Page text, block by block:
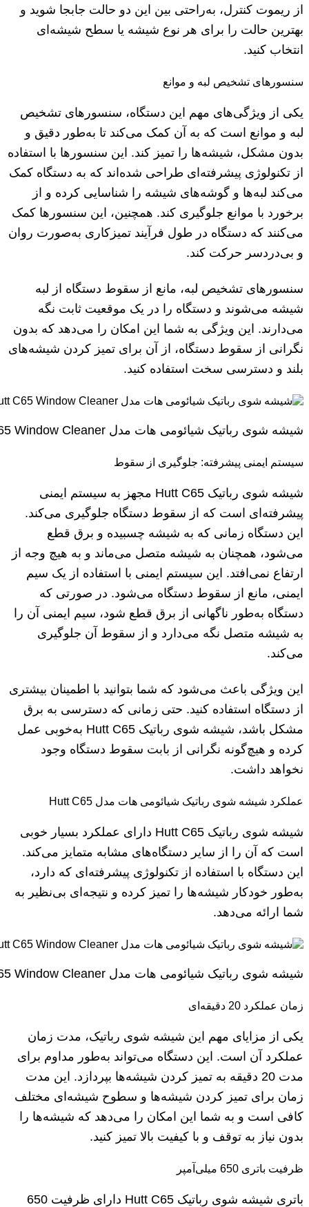
از ریموت کنترل، به‌راحتی بین این دو حالت جابجا شوید و
بهترین حالت را برای هر نوع شیشه یا سطح شیشه‌ای
انتخاب کنید.
سنسورهای تشخیص لبه و موانع
یکی از ویژگی‌های مهم این دستگاه، سنسورهای تشخیص
لبه و موانع است که به آن کمک می‌کند تا به‌طور دقیق و
بدون مشکل، شیشه‌ها را تمیز کند. این سنسورها با استفاده
از تکنولوژی پیشرفته‌ای طراحی شده‌اند که به دستگاه کمک
می‌کند لبه‌ها و گوشه‌های شیشه را شناسایی کرده و از
برخورد با موانع جلوگیری کند. همچنین، این سنسورها کمک
می‌کنند که دستگاه در طول فرآیند تمیزکاری به‌صورت روان
و بی‌دردسر حرکت کند.
سنسورهای تشخیص لبه، مانع از سقوط دستگاه از لبه
شیشه می‌شوند و دستگاه را در یک موقعیت ثابت نگه
می‌دارند. این ویژگی به شما این امکان را می‌دهد که بدون
نگرانی از سقوط دستگاه، از آن برای تمیز کردن شیشه‌های
بلند و دسترسی سخت استفاده کنید.
شیشه شوی رباتیک شیائومی هات مدل Hutt C65 Window Cleaner
سیستم ایمنی پیشرفته: جلوگیری از سقوط
شیشه شوی رباتیک Hutt C65 مجهز به سیستم ایمنی
پیشرفته‌ای است که از سقوط دستگاه جلوگیری می‌کند.
این دستگاه زمانی که به شیشه چسبیده و برق قطع
می‌شود، همچنان به شیشه متصل می‌ماند و به هیچ وجه از
ارتفاع نمی‌افتد. این سیستم ایمنی با استفاده از یک سیم
ایمنی، مانع از سقوط دستگاه می‌شود. در صورتی که
دستگاه به‌طور ناگهانی از برق قطع شود، سیم ایمنی آن را
به شیشه متصل نگه می‌دارد و از سقوط آن جلوگیری
می‌کند.
این ویژگی باعث می‌شود که شما بتوانید با اطمینان بیشتری
از دستگاه استفاده کنید. حتی زمانی که دسترسی به برق
مشکل باشد، شیشه شوی رباتیک Hutt C65 به‌خوبی عمل
کرده و هیچ‌گونه نگرانی از بابت سقوط دستگاه وجود
نخواهد داشت.
عملکرد شیشه شوی رباتیک شیائومی هات مدل Hutt C65
شیشه شوی رباتیک Hutt C65 دارای عملکرد بسیار خوبی
است که آن را از سایر دستگاه‌های مشابه متمایز می‌کند.
این دستگاه با استفاده از تکنولوژی پیشرفته‌ای که دارد،
به‌طور خودکار شیشه‌ها را تمیز کرده و نتیجه‌ای بی‌نظیر به
شما ارائه می‌دهد.
شیشه شوی رباتیک شیائومی هات مدل Hutt C65 Window Cleaner
زمان عملکرد 20 دقیقه‌ای
یکی از مزایای مهم این شیشه شوی رباتیک، مدت زمان
عملکرد آن است. این دستگاه می‌تواند به‌طور مداوم برای
مدت 20 دقیقه به تمیز کردن شیشه‌ها بپردازد. این مدت
زمان برای تمیز کردن شیشه‌ها و سطوح شیشه‌ای مختلف
کافی است و به شما این امکان را می‌دهد که شیشه‌ها را
بدون نیاز به توقف و با کیفیت بالا تمیز کنید.
ظرفیت باتری 650 میلی‌آمپر
باتری شیشه شوی رباتیک Hutt C65 دارای ظرفیت 650